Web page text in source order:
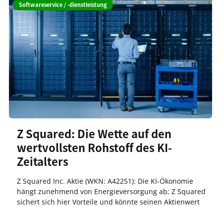
Softwareservice / -dienstleistung
Z Squared: Die Wette auf den
wertvollsten Rohstoff des KI-
Zeitalters
Z Squared Inc. Aktie (WKN: A42251): Die KI-Ökonomie
hängt zunehmend von Energieversorgung ab; Z Squared
sichert sich hier Vorteile und könnte seinen Aktienwert